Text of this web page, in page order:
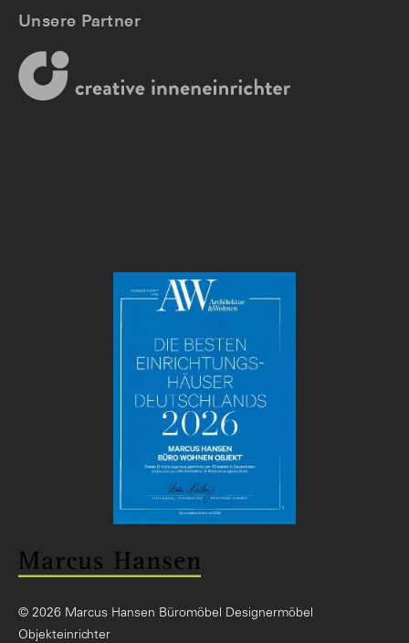
Unsere Partner
© 2026 Marcus Hansen Büromöbel Designermöbel
Objekteinrichter